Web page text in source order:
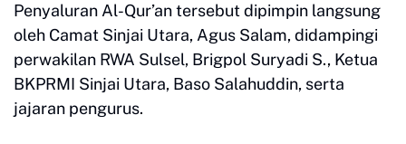
Penyaluran Al-Qur’an tersebut dipimpin langsung
oleh Camat Sinjai Utara, Agus Salam, didampingi
perwakilan RWA Sulsel, Brigpol Suryadi S., Ketua
BKPRMI Sinjai Utara, Baso Salahuddin, serta
jajaran pengurus.